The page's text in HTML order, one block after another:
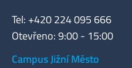
Tel: +420 224 095 666
Otevřeno: 9:00 - 15:00
Campus Jižní Město